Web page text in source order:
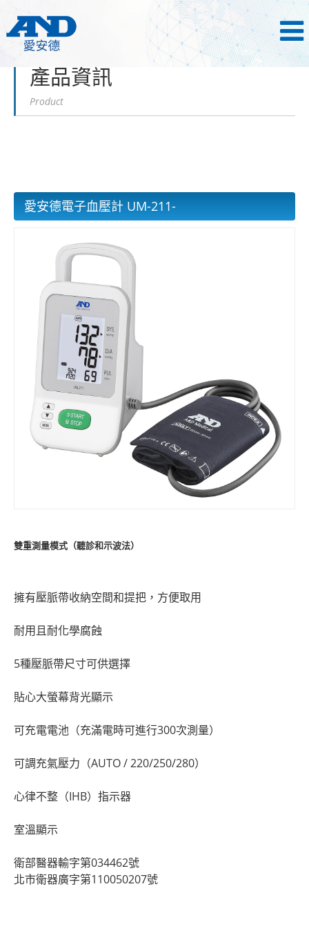
首頁 產品資訊 電子血壓計
產品資訊
Product
愛安德電子血壓計 UM-211-
雙重測量模式（聽診和示波法）
擁有壓脈帶收納空間和提把，方便取用
耐用且耐化學腐蝕
5種壓脈帶尺寸可供選擇
貼心大螢幕背光顯示
可充電電池（充滿電時可進行300次測量）
可調充氣壓力（AUTO / 220/250/280）
心律不整（IHB）指示器
室溫顯示
衛部醫器輸字第034462號
北市衛器廣字第110050207號